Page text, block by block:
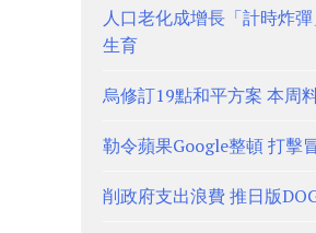
人口老化成增長「計時炸
生育
烏修訂19點和平方案 本周
勒令蘋果Google整頓 打擊
削政府支出浪費 推日版